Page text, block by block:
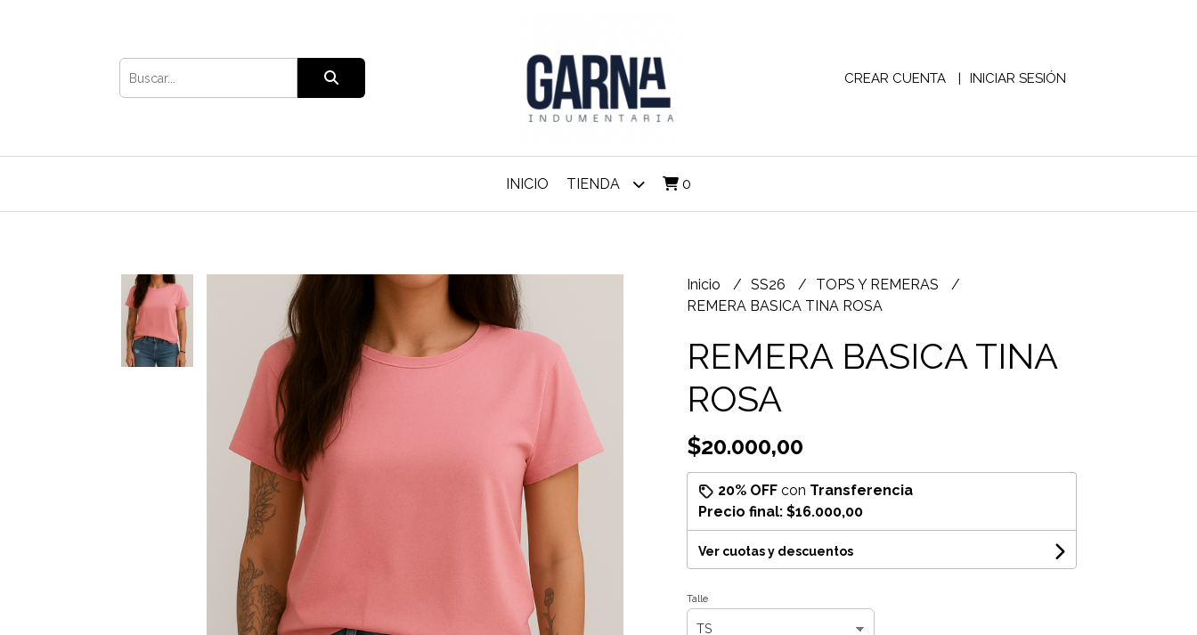
CREAR CUENTA INICIAR SESIÓN
INICIO TIENDA 0
Inicio SS26
TOPS Y REMERAS
REMERA BASICA TINA ROSA
REMERA BASICA TINA
ROSA
$20.000,00
20% OFFcon Transferencia
Precio final: $16.000,00
Ver cuotas y descuentos
Talle